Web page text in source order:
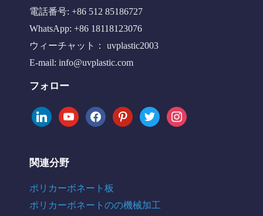
電話番号: +86 512 85186727
WhatsApp: +86 18118123076
ウィーチャット： uvplastic2003
E-mail: info@uvplastic.com
フォロー
linkedinyoutubefacebookpinteresttwitter instagram
関連分野
ポリカーボネート板
ポリカーボネートのの機械加工